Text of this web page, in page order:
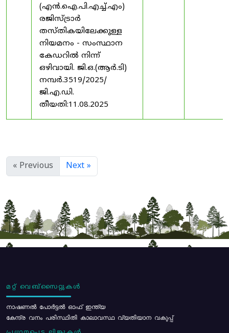
(എൻ.ഐ.പി.എച്ച്.എം)
രജിസ്ട്രാർ
തസ്തികയിലേക്കുള്ള
നിയമനം - സംസ്ഥാന
കേഡറിൽ നിന്ന്
ഒഴിവായി. ജി.ഒ.(ആർ.ടി)
നമ്പർ.3519/2025/
ജി.എ.ഡി.
തീയതി:11.08.2025
« Previous Next »
മറ്റ് വെബ്സൈറ്റുകൾ
നാഷണൽ പോർട്ടൽ ഓഫ് ഇന്ത്യ
കേന്ദ്ര വനം പരിസ്ഥിതി കാലാവസ്ഥ വ്യതിയാന വകുപ്പ്